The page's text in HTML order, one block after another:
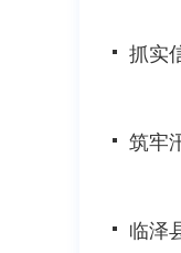
抓实
筑牢
临泽